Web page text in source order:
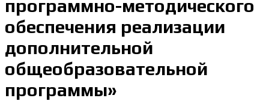
программно-методического
обеспечения реализации
дополнительной
общеобразовательной
программы»